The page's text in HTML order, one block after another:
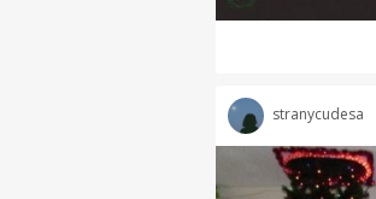
stranycudesa